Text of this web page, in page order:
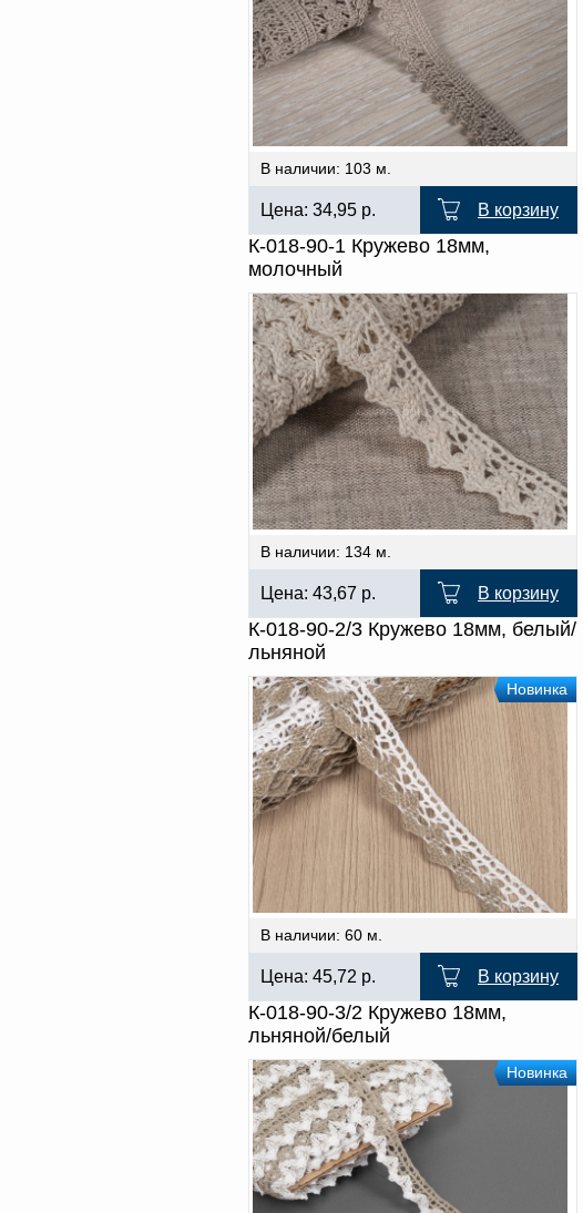
В наличии: 103 м.
Цена: 34,95 р. В корзину
К-018-90-1 Кружево 18мм,
молочный
В наличии: 134 м.
Цена: 43,67 р. В корзину
К-018-90-2/3 Кружево 18мм, белый/
льняной
Новинка
В наличии: 60 м.
Цена: 45,72 р. В корзину
К-018-90-3/2 Кружево 18мм,
льняной/белый
Новинка